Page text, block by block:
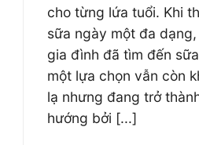
cho từng lứa tuổi. Khi
sữa ngày một đa dạng,
gia đình đã tìm đến
một lựa chọn vẫn còn
lạ nhưng đang trở
hướng bởi [...]